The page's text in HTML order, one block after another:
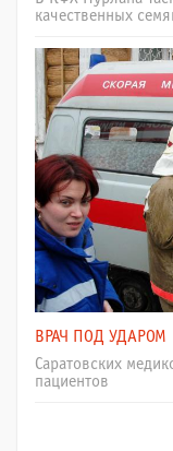
качественных
ВРАЧ ПОД УДАРОМ
Саратовских
пациентов